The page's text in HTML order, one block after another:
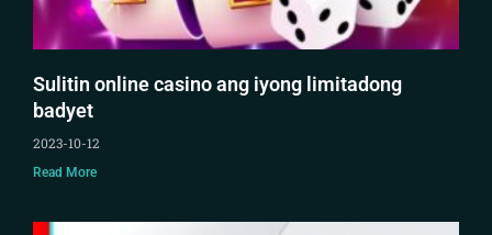
Sulitin online casino ang iyong limitadong
badyet
2023-10-12
Read More